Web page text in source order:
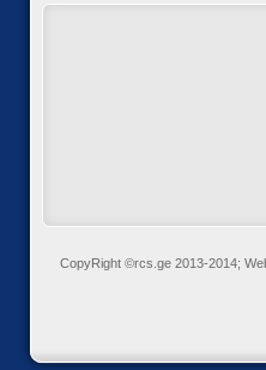
CopyRight ©rcs.ge 2013-2014;